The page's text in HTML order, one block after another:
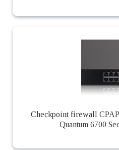
Checkpoint firewall
Quantum 6700